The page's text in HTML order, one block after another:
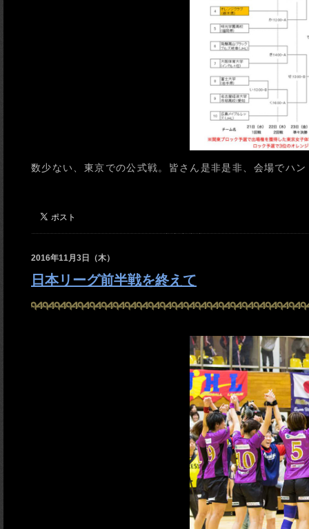
数少ない、東京での公式戦。皆さん是非是非、会場でハ
2016年11月3日（木）
日本リーグ前半戦を終えて